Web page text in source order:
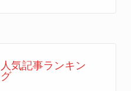
人気記事ランキン
グ